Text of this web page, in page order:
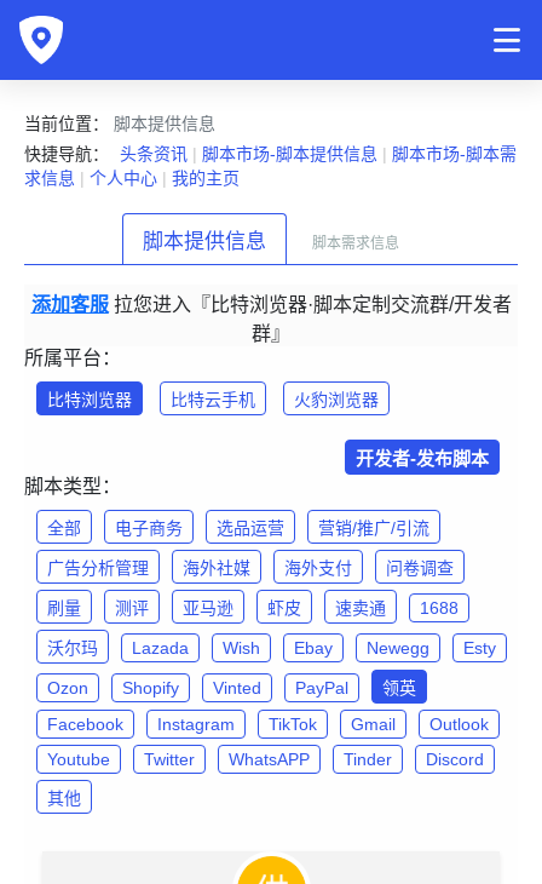
当前位置：
脚本提供信息
快捷导航：
头条资讯 | 脚本市场-脚本提供信息 | 脚本市场-脚本需
求信息 | 个人中心 | 我的主页
脚本提供信息 脚本需求信息
添加客服 拉您进入『比特浏览器·脚本定制交流群/开发者
群』
所属平台：
比特浏览器 比特云手机 火豹浏览器
开发者-发布脚本
脚本类型：
全部 电子商务 选品运营 营销/推广/引流
广告分析管理 海外社媒 海外支付 问卷调查
刷量 测评 亚马逊 虾皮 速卖通 1688
沃尔玛 Lazada Wish Ebay Newegg Esty
Ozon Shopify Vinted PayPal
领英
Facebook
Instagram TikTok Gmail
Outlook
Youtube
Twitter WhatsAPP Tinder
Discord
其他